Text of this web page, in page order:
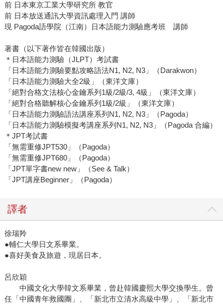
前 日本東京工業大學研究所 教官
前 日本放送通訊大學資訊處理入門 講師
現 Pagoda語學院（江南）日本語能力測驗應考班 講師
著書（以下著作皆在韓國出版）
＊日本語能力測驗（JLPT）考試書
「日本語能力測驗要點攻略語法N1, N2, N3」（Darakwon）
「日本語能力測驗大全2級」（東洋文庫）
「絕對合格文法核心金鑰系列1級/2級/3, 4級」（東洋文庫）
「絕對合格聽解核心金鑰系列1級/2級」（東洋文庫）
「日本語能力測驗語法講座系列N1, N2, N3」（Pagoda）
「日本語能力測驗模擬考講座系列N1, N2, N3」（Pagoda 合編）
＊JPT考試書
「無需重修JPT530」（Pagoda）
「無需重修JPT680」（Pagoda）
「JPT單字書new new」（See & Talk）
「JPT講座Beginner」（Pagoda）
譯者
徐瑞羚
●輔仁大學日文系畢業。
●喜好美食及旅遊，現居日本。
呂欣穎
中國文化大學韓文系畢業，曾赴韓國慶熙大學交換學生。曾
任「中國青年救國團」、「新北市立清水高級中學」、「新北市